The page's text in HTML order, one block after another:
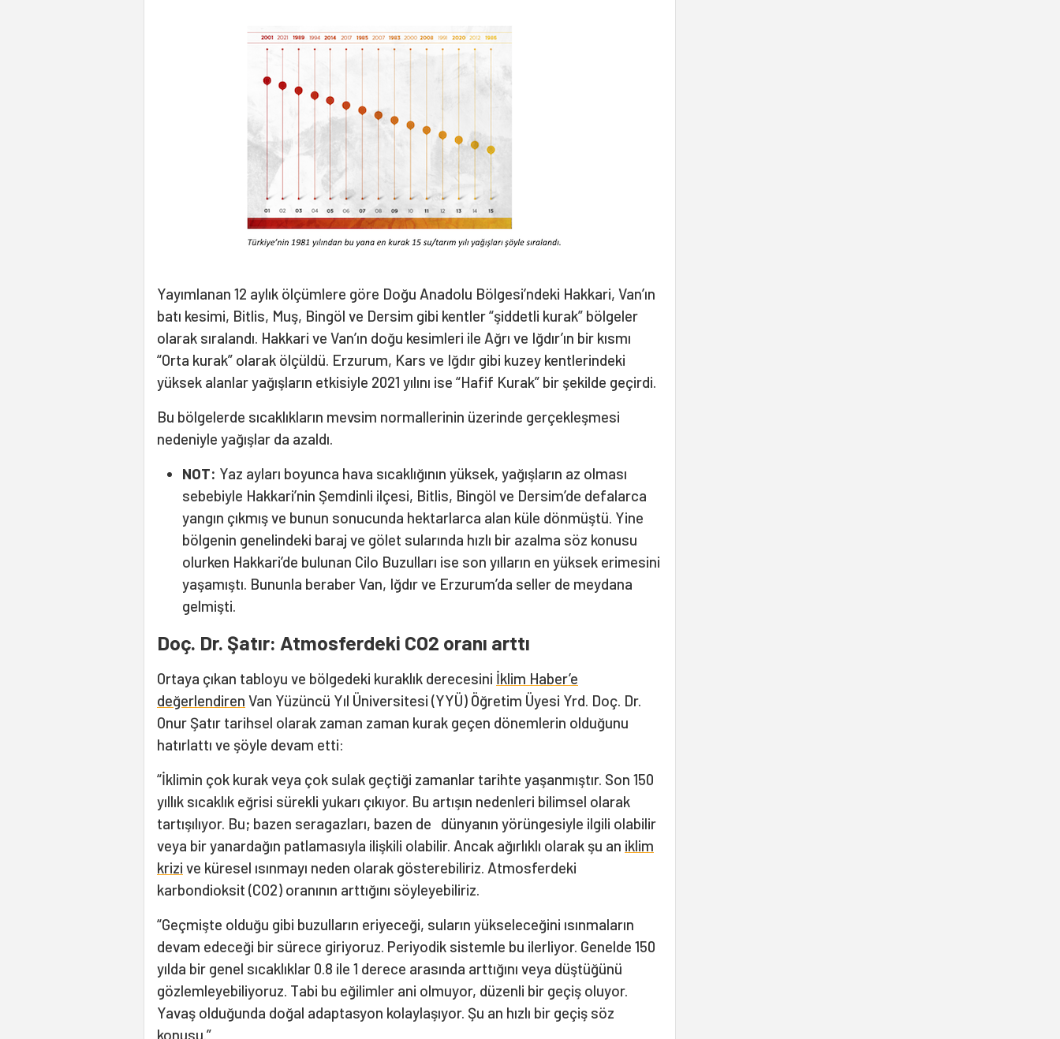
Yayımlanan 12 aylık ölçümlere göre Doğu Anadolu Bölgesi’ndeki Hakkari, Van’ın
batı kesimi, Bitlis, Muş, Bingöl ve Dersim gibi kentler “şiddetli kurak” bölgeler
olarak sıralandı. Hakkari ve Van’ın doğu kesimleri ile Ağrı ve Iğdır’ın bir kısmı
“Orta kurak” olarak ölçüldü. Erzurum, Kars ve Iğdır gibi kuzey kentlerindeki
yüksek alanlar yağışların etkisiyle 2021 yılını ise “Hafif Kurak” bir şekilde geçirdi.
Bu bölgelerde sıcaklıkların mevsim normallerinin üzerinde gerçekleşmesi
nedeniyle yağışlar da azaldı.
NOT: Yaz ayları boyunca hava sıcaklığının yüksek, yağışların az olması
sebebiyle Hakkari’nin Şemdinli ilçesi, Bitlis, Bingöl ve Dersim’de defalarca
yangın çıkmış ve bunun sonucunda hektarlarca alan küle dönmüştü. Yine
bölgenin genelindeki baraj ve gölet sularında hızlı bir azalma söz konusu
olurken Hakkari’de bulunan Cilo Buzulları ise son yılların en yüksek erimesini
yaşamıştı. Bununla beraber Van, Iğdır ve Erzurum’da seller de meydana
gelmişti.
Doç. Dr. Şatır: Atmosferdeki CO2 oranı arttı
Ortaya çıkan tabloyu ve bölgedeki kuraklık derecesini İklim Haber’e
değerlendiren Van Yüzüncü Yıl Üniversitesi (YYÜ) Öğretim Üyesi Yrd. Doç. Dr.
Onur Şatır tarihsel olarak zaman zaman kurak geçen dönemlerin olduğunu
hatırlattı ve şöyle devam etti:
“İklimin çok kurak veya çok sulak geçtiği zamanlar tarihte yaşanmıştır. Son 150
yıllık sıcaklık eğrisi sürekli yukarı çıkıyor. Bu artışın nedenleri bilimsel olarak
tartışılıyor. Bu; bazen seragazları, bazen de dünyanın yörüngesiyle ilgili olabilir
veya bir yanardağın patlamasıyla ilişkili olabilir. Ancak ağırlıklı olarak şu an iklim
krizi ve küresel ısınmayı neden olarak gösterebiliriz. Atmosferdeki
karbondioksit (CO2) oranının arttığını söyleyebiliriz.
“Geçmişte olduğu gibi buzulların eriyeceği, suların yükseleceğini ısınmaların
devam edeceği bir sürece giriyoruz. Periyodik sistemle bu ilerliyor. Genelde 150
yılda bir genel sıcaklıklar 0.8 ile 1 derece arasında arttığını veya düştüğünü
gözlemleyebiliyoruz. Tabi bu eğilimler ani olmuyor, düzenli bir geçiş oluyor.
Yavaş olduğunda doğal adaptasyon kolaylaşıyor. Şu an hızlı bir geçiş söz
konusu.”